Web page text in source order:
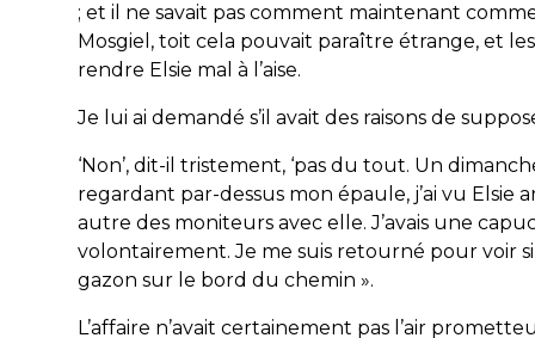
; et il ne savait pas comment maintenant
Mosgiel, toit cela pouvait paraître étrange, et
rendre Elsie mal à l’aise.
Je lui ai demandé s’il avait des raisons de
‘Non’, dit-il tristement, ‘pas du tout. Un
regardant par-dessus mon épaule, j’ai vu
autre des moniteurs avec elle. J’avais une
volontairement. Je me suis retourné pour voir si
gazon sur le bord du chemin ».
L’affaire n’avait certainement pas l’air